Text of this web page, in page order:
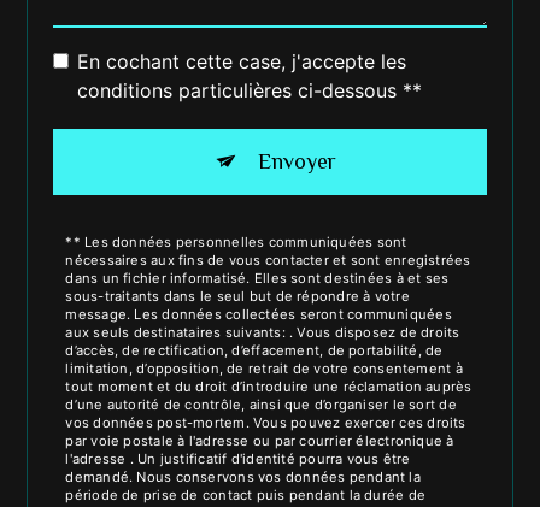
En cochant cette case, j'accepte les
conditions particulières ci-dessous **
Envoyer
** Les données personnelles communiquées sont
nécessaires aux fins de vous contacter et sont enregistrées
dans un fichier informatisé. Elles sont destinées à et ses
sous-traitants dans le seul but de répondre à votre
message. Les données collectées seront communiquées
aux seuls destinataires suivants: . Vous disposez de droits
d’accès, de rectification, d’effacement, de portabilité, de
limitation, d’opposition, de retrait de votre consentement à
tout moment et du droit d’introduire une réclamation auprès
d’une autorité de contrôle, ainsi que d’organiser le sort de
vos données post-mortem. Vous pouvez exercer ces droits
par voie postale à l'adresse ou par courrier électronique à
l'adresse . Un justificatif d'identité pourra vous être
demandé. Nous conservons vos données pendant la
période de prise de contact puis pendant la durée de